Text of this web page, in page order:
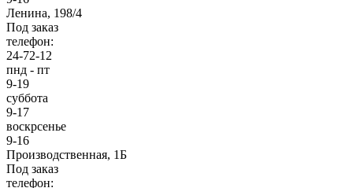
Ленина, 198/4
Под заказ
телефон:
24-72-12
пнд - пт
9-19
суббота
9-17
воскрсенье
9-16
Производственная, 1Б
Под заказ
телефон: